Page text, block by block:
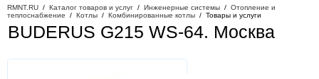
RMNT.RU / Каталог товаров и услуг / Инженерные системы / Отопление и
теплоснабжение / Котлы / Комбинированные котлы / Товары и услуги
BUDERUS G215 WS-64. Москва